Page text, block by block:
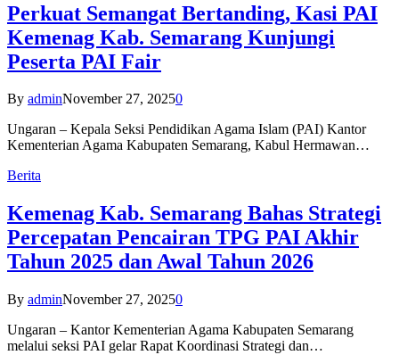
Perkuat Semangat Bertanding, Kasi PAI
Kemenag Kab. Semarang Kunjungi
Peserta PAI Fair
By adminNovember 27, 20250
Ungaran – Kepala Seksi Pendidikan Agama Islam (PAI) Kantor
Kementerian Agama Kabupaten Semarang, Kabul Hermawan…
Berita
Kemenag Kab. Semarang Bahas Strategi
Percepatan Pencairan TPG PAI Akhir
Tahun 2025 dan Awal Tahun 2026
By adminNovember 27, 20250
Ungaran – Kantor Kementerian Agama Kabupaten Semarang
melalui seksi PAI gelar Rapat Koordinasi Strategi dan…